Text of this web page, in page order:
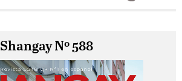
Shangay Nº 588